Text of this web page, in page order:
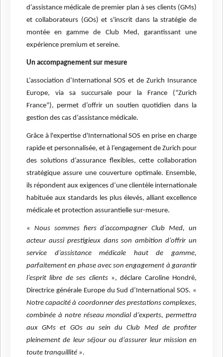
d’assistance médicale de premier plan à ses clients (GMs)
et collaborateurs (GOs) et s'inscrit dans la stratégie de
montée en gamme de Club Med, garantissant une
expérience premium et sereine.
Un accompagnement sur mesure
L’association d’International SOS et de Zurich Insurance
Europe, via sa succursale pour la France (“Zurich
France”), permet d’offrir un soutien quotidien dans la
gestion des cas d’assistance médicale.
Grâce à l'expertise d'International SOS en prise en charge
rapide et personnalisée, et à l’engagement de Zurich pour
des solutions d’assurance flexibles, cette collaboration
stratégique assure une couverture optimale. Ensemble,
ils répondent aux exigences d’une clientèle internationale
habituée aux standards les plus élevés, alliant excellence
médicale et protection assurantielle sur-mesure.
« Nous sommes fiers d’accompagner Club Med, un
acteur aussi prestigieux dans son ambition d’offrir un
service d’assistance médicale haut de gamme,
parfaitement en phase avec son engagement à garantir
l’esprit libre de ses clients», déclare Caroline Hondré,
Directrice générale Europe du Sud d’International SOS. «
Notre capacité à coordonner des prestations complexes,
combinée à notre réseau mondial d’experts, permettra
aux GMs et GOs au sein du Club Med de profiter
pleinement de leur séjour ou d’assurer leur mission en
toute tranquillité ».